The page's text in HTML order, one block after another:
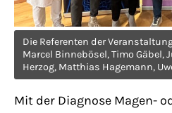
Have any questions?
+44 1234 567 890
Drop us a line
Die Referenten der
Marcel Binnebösel, Timo Gäbel,
Herzog, Matthias Hagemann,
Mit der Diagnose Magen-